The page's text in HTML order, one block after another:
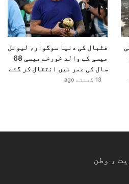
فٹبال کی دنیا سوگوار، لیونل
میسی کے والد خورخے میسی 68
سال کی عمر میں انتقال کر گئے
13 گھنٹے ago
، وطن